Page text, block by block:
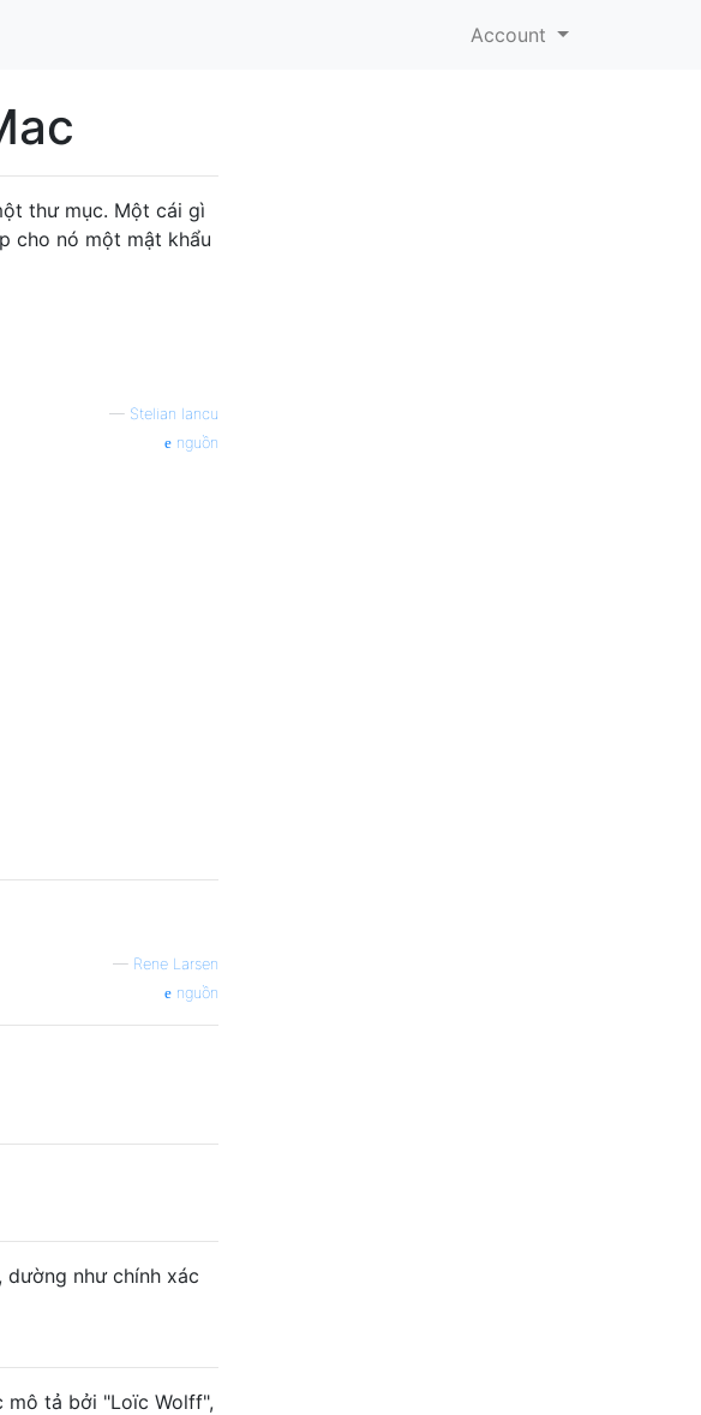
Account
thư mục. Một cái gì
cho nó một mật khẩu
— Stelian Iancu
nguồn
— Rene Larsen
nguồn
như chính xác
mô tả bởi "Loïc Wolff",